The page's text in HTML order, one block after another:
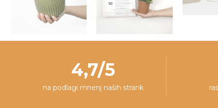
4,7/5
na podlagi mnenj naših strank